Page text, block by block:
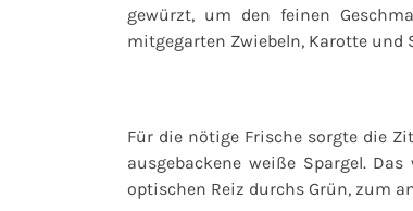
gewürzt, um den feinen
mitgegarten Zwiebeln, Karotte und
Für die nötige Frische sorgte die
ausgebackene weiße Spargel.
optischen Reiz durchs Grün, zum